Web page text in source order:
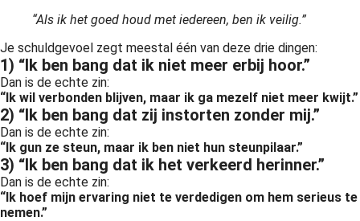
“Als ik het goed houd met iedereen, ben ik veilig.”
Je schuldgevoel zegt meestal één van deze drie dingen:
1) “Ik ben bang dat ik niet meer erbij hoor.”
Dan is de echte zin:
“Ik wil verbonden blijven, maar ik ga mezelf niet meer kwijt.”
2) “Ik ben bang dat zij instorten zonder mij.”
Dan is de echte zin:
“Ik gun ze steun, maar ik ben niet hun steunpilaar.”
3) “Ik ben bang dat ik het verkeerd herinner.”
Dan is de echte zin:
“Ik hoef mijn ervaring niet te verdedigen om hem serieus te
nemen.”